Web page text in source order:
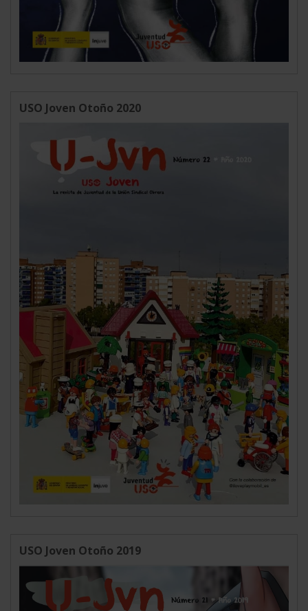
USO Joven Otoño 2020
USO Joven Otoño 2019